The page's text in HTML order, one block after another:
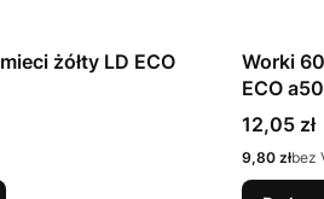
żółty LD ECO
Worki
ECO
Cena
12,05 zł
Cena
9,80 złbez